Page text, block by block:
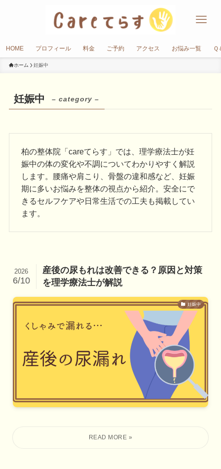
HOME プロフィール 料金 ご予約 アクセス お悩み一覧 Ｑ
ホーム 妊娠中
妊娠中 – category –
柏の整体院「careてらす」では、理学療法士が妊
娠中の体の変化や不調についてわかりやすく解説
します。腰痛や肩こり、骨盤の違和感など、妊娠
期に多いお悩みを整体の視点から紹介。安全にで
きるセルフケアや日常生活での工夫も掲載してい
ます。
産後の尿もれは改善できる？原因と対策
を理学療法士が解説
2026
6/10
妊娠中